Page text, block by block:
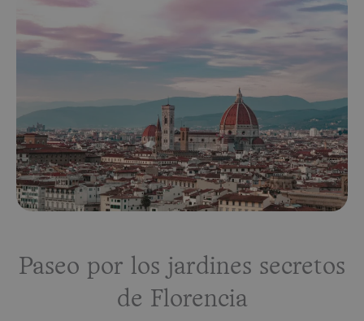
Paseo por los jardines secretos
de Florencia